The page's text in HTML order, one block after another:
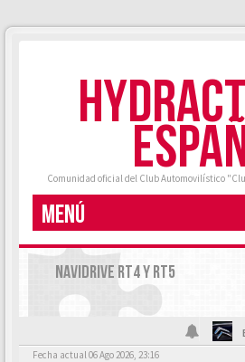
Comunidad oficial del Club Automovilístico
MENÚ
NAVIDRIVE RT4 Y RT5
Fecha actual 06 Ago 2026, 23:16